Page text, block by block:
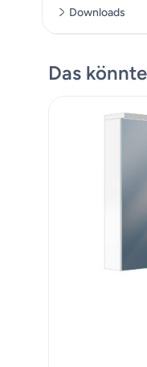
Downloads
Das